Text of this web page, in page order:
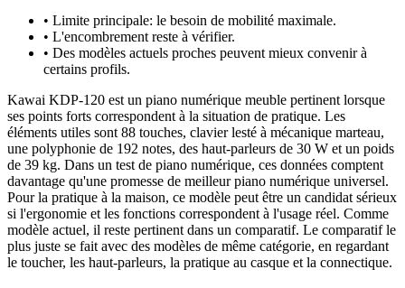
• Limite principale: le besoin de mobilité maximale.
• L'encombrement reste à vérifier.
• Des modèles actuels proches peuvent mieux convenir à
certains profils.
Kawai KDP-120 est un piano numérique meuble pertinent lorsque
ses points forts correspondent à la situation de pratique. Les
éléments utiles sont 88 touches, clavier lesté à mécanique marteau,
une polyphonie de 192 notes, des haut-parleurs de 30 W et un poids
de 39 kg. Dans un test de piano numérique, ces données comptent
davantage qu'une promesse de meilleur piano numérique universel.
Pour la pratique à la maison, ce modèle peut être un candidat sérieux
si l'ergonomie et les fonctions correspondent à l'usage réel. Comme
modèle actuel, il reste pertinent dans un comparatif. Le comparatif le
plus juste se fait avec des modèles de même catégorie, en regardant
le toucher, les haut-parleurs, la pratique au casque et la connectique.